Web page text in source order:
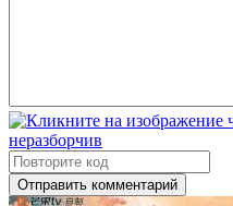
Отправить комментарий